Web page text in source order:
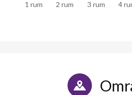
1 rum 2 rum 3 rum 4